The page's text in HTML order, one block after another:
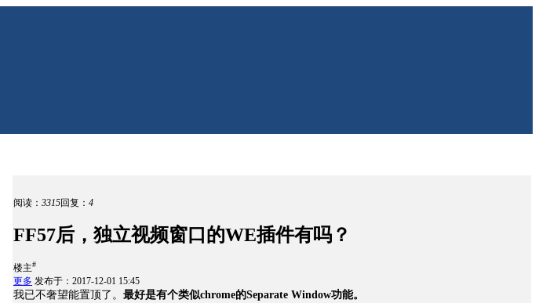
阅读： 3315回复： 4
FF57后，独立视频窗口的WE插件有吗？
楼主#
更多 发布于：2017-12-01 15:45
我已不奢望能置顶了。 最好是有个类似chrome的Separate Window功能。